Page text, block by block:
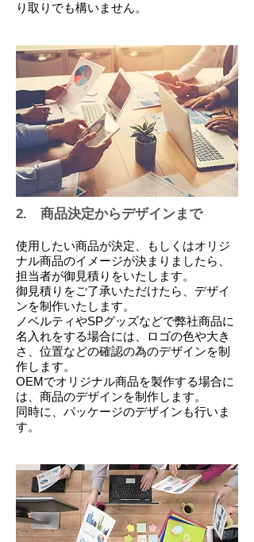
り取りでも構いません。
​2. 商品決定からデザインまで
使用したい商品が決定、もしくはオリジ
ナル商品のイメージが決まりましたら、
担当者が御見積りをいたします。
御見積りをご了承いただけたら、デザイ
ンを制作いたします。
ノベルティやSPグッズなどで弊社商品に
名入れをする場合には、ロゴの色や大き
さ、位置などの確認の為のデザインを制
作します。
OEMでオリジナル商品を製作する場合に
は、商品のデザインを制作します。
​同時に、パッケージのデザインも行いま
す。